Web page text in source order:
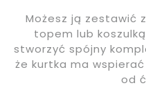
Możesz ją zestawić
topem lub
stworzyć spójny
że kurtka ma
od